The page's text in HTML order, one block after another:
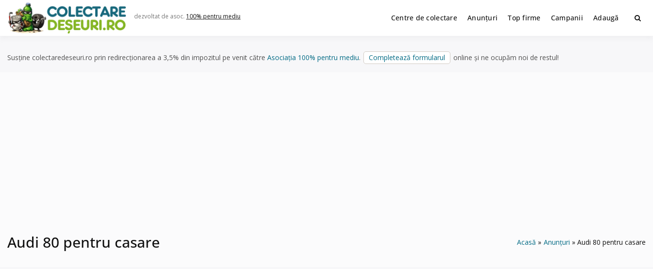
content
dezvoltat de asoc. 100% pentru mediu Centre de colectare Anunțuri Top firme Campanii Adaugă
Susține colectaredeseuri.ro prin redirecționarea a 3,5% din impozitul pe venit către Asociația 100% pentru mediu. Completează formularul online și ne ocupăm noi de restul!
Audi 80 pentru casare Acasă Anunțuri Audi 80 pentru casare